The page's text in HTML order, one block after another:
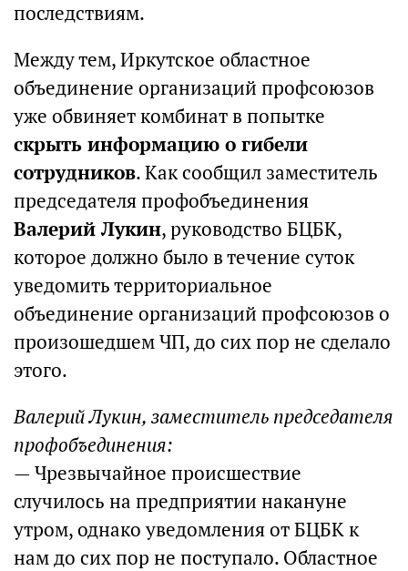
последствиям.
Между тем, Иркутское областное
объединение организаций профсоюзов
уже обвиняет комбинат в попытке
скрыть информацию о гибели
сотрудников. Как сообщил заместитель
председателя профобъединения
Валерий Лукин, руководство БЦБК,
которое должно было в течение суток
уведомить территориальное
объединение организаций профсоюзов о
произошедшем ЧП, до сих пор не сделало
этого.
Валерий Лукин, заместитель председателя
профобъединения:
— Чрезвычайное происшествие
случилось на предприятии накануне
утром, однако уведомления от БЦБК к
нам до сих пор не поступало. Областное